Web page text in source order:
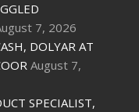
7, 2026
DOLYAR AT
August 7,
SPECIALIST,